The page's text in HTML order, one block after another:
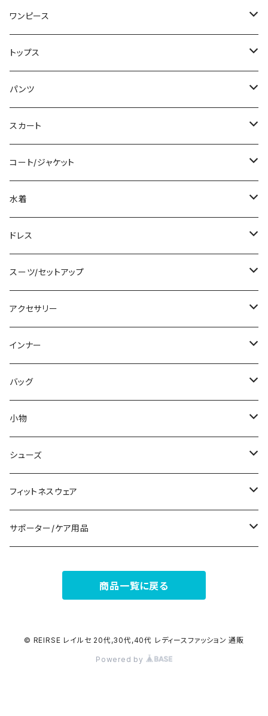
ワンピース
ミニ/ショート
ミディアム/ミモレ
ロング/マキシ
袖付き
ノースリーブ
その他
チュニック
トップス
Tシャツ/カットソー
タンクトップ/キャミソール
シャツ/ブラウス
ベアトップ/チューブトップ
カーディガン/ボレロ
ニット/セーター
パーカー
スウェット/トレーナー
その他
パンツ
ショート丈
クロップド丈
ロング丈
デニム
レギンス
その他
オールインワン
スカート
ミニ/ショート
ミディアム/ミモレ
ロング
その他
コート/ジャケット
コート
ジャケット
その他
水着
タンキニ
バンドゥビキニ
ワンピース
ラッシュガード
その他
ドレス
ミニ/ショート
ミディアム/ミモレ
ロング/マキシ
袖付き
ノースリーブ
パンツドレス
ナイトドレス
その他
スーツ/セットアップ
パンツスーツ
スカートスーツ
その他
アクセサリー
ネックレス
ブレスレット
ピアス
コサージュ
リング
その他
インナー
ブラ/ブラトップ/ベアトップ
ショーツ
タンクトップ/キャミソール
半袖/5分
7分/長袖
ペチコート/ペチパンツ
その他
バッグ
サブバッグ
クラッチバッグ
トートバッグ
ショルダーバッグ
カジュアルバッグ
バックパック
小物
マフラー/スカーフ/ストール
財布
アクセサリーケース
シューズ
スニーカー
ブーツ
その他
フィットネスウェア
セット販売
タイツ
サポーター/ケア用品
商品一覧に戻る
© REIRSE レイルセ 20代,30代,40代 レディースファッション 通販
Powered by